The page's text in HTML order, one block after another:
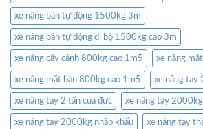
xe nâng bán tự động 1500kg 3m
xe nâng bán tự động đi bộ 1500kg cao 3m
xe nâng cây cảnh 800kg cao 1m5 xe nâng
xe nâng mặt bàn 800kg cao 1m5 xe nâng tay
xe nâng tay 2 tấn của đức xe nâng tay 2000kg
xe nâng tay 2000kg nhập khẩu xe nâng tay